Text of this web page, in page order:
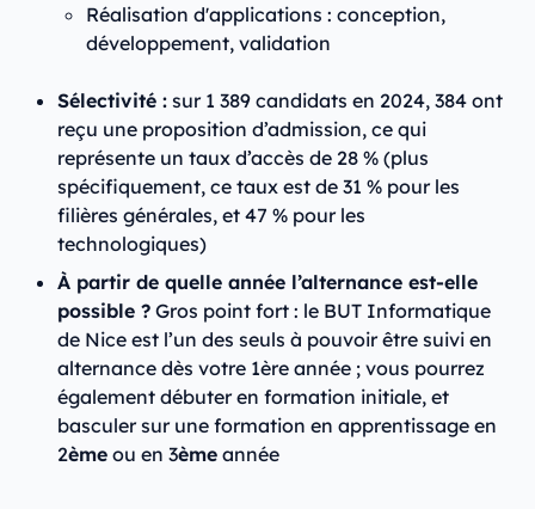
Réalisation d'applications : conception,
développement, validation
Sélectivité : sur 1 389 candidats en 2024, 384 ont
reçu une proposition d’admission, ce qui
représente un taux d’accès de 28 % (plus
spécifiquement, ce taux est de 31 % pour les
filières générales, et 47 % pour les
technologiques)
À partir de quelle année l’alternance est-elle
possible ? Gros point fort : le BUT Informatique
de Nice est l’un des seuls à pouvoir être suivi en
alternance dès votre 1ère année ; vous pourrez
également débuter en formation initiale, et
basculer sur une formation en apprentissage en
2ème ou en 3ème année